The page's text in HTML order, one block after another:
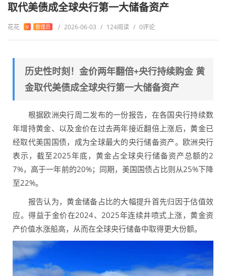
取代美债成全球央行第一大储备资产
花花 V 管理员 / 2026-06-03 / 124阅读 / 0评论
历史性时刻！金价两年翻倍+央行持续购金 黄
金取代美债成全球央行第一大储备资产
根据欧洲央行周二发布的一份报告，在各国央行持续数
年增持黄金、以及金价在过去两年接近翻倍上涨后，黄金已
经取代美国国债，成为全球最大的央行储备资产。欧洲央行
表示，截至2025年底，黄金占全球央行储备资产总额的2
7%，高于一年前的20%；同期，美国国债占比则从25%下降
至22%。
报告认为，黄金储备占比的大幅提升首先归因于估值效
应。得益于金价在2024、2025年连续井喷式上涨，黄金资
产价值水涨船高，从而在全球央行储备中取得更大份额。